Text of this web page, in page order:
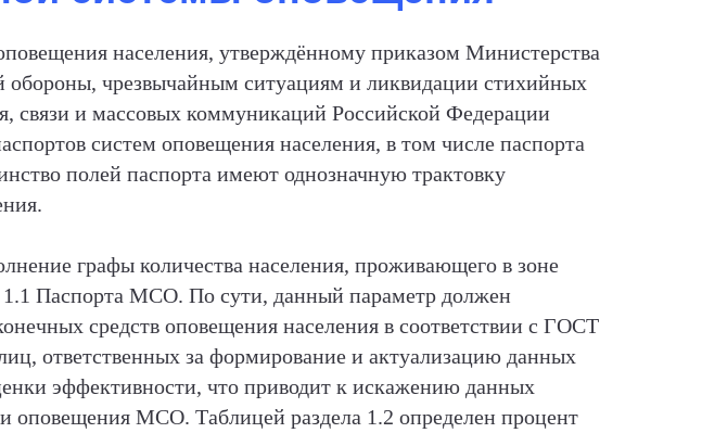
населения, утверждённому приказом Министерства
обороны, чрезвычайным ситуациям и ликвидации стихийных
связи и массовых коммуникаций Российской Федерации
систем оповещения населения, в том числе паспорта
полей паспорта имеют однозначную трактовку
графы количества населения, проживающего в зоне
1.1 Паспорта МСО. По сути, данный параметр должен
средств оповещения населения в соответствии с ГОСТ
ответственных за формирование и актуализацию данных
эффективности, что приводит к искажению данных
оповещения МСО. Таблицей раздела 1.2 определен процент